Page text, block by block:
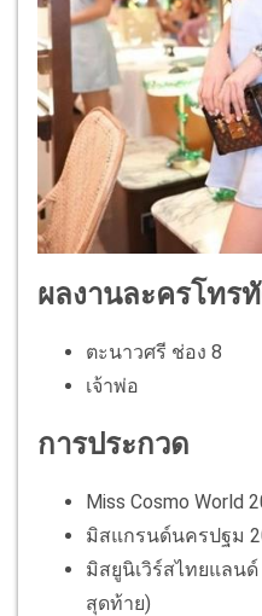
ผลงานละครโทร
ตะนาวศรี ช่อง 8
เจ้าพ่อ
การประกวด
Miss Cosmo World
มิสแกรนด์นครปฐม
มิสยูนิเวิร์สไทยแลน
สุดท้าย)